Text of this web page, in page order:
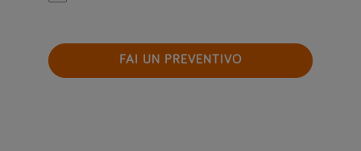
FAI UN PREVENTIVO